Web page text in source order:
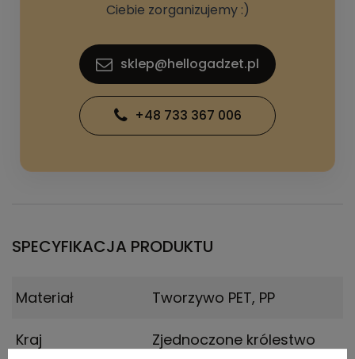
Ciebie zorganizujemy :)
sklep@hellogadzet.pl
+48 733 367 006
SPECYFIKACJA PRODUKTU
Materiał Tworzywo PET, PP
Kraj
Zjednoczone królestwo